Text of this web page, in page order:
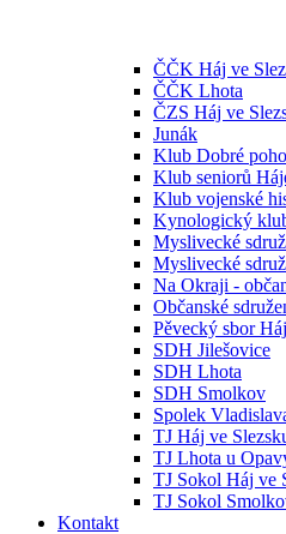
ČČK Háj ve
ČČK Lhota
ČZS Háj ve
Junák
Klub Dobré
Klub seniorů
Klub vojenské
Kynologický
Myslivecké
Myslivecké
Na Okraji -
Občanské
Pěvecký sbor
SDH Jilešovice
SDH Lhota
SDH Smolkov
Spolek
TJ Háj ve
TJ Lhota u
TJ Sokol Háj ve
TJ Sokol
Kontakt